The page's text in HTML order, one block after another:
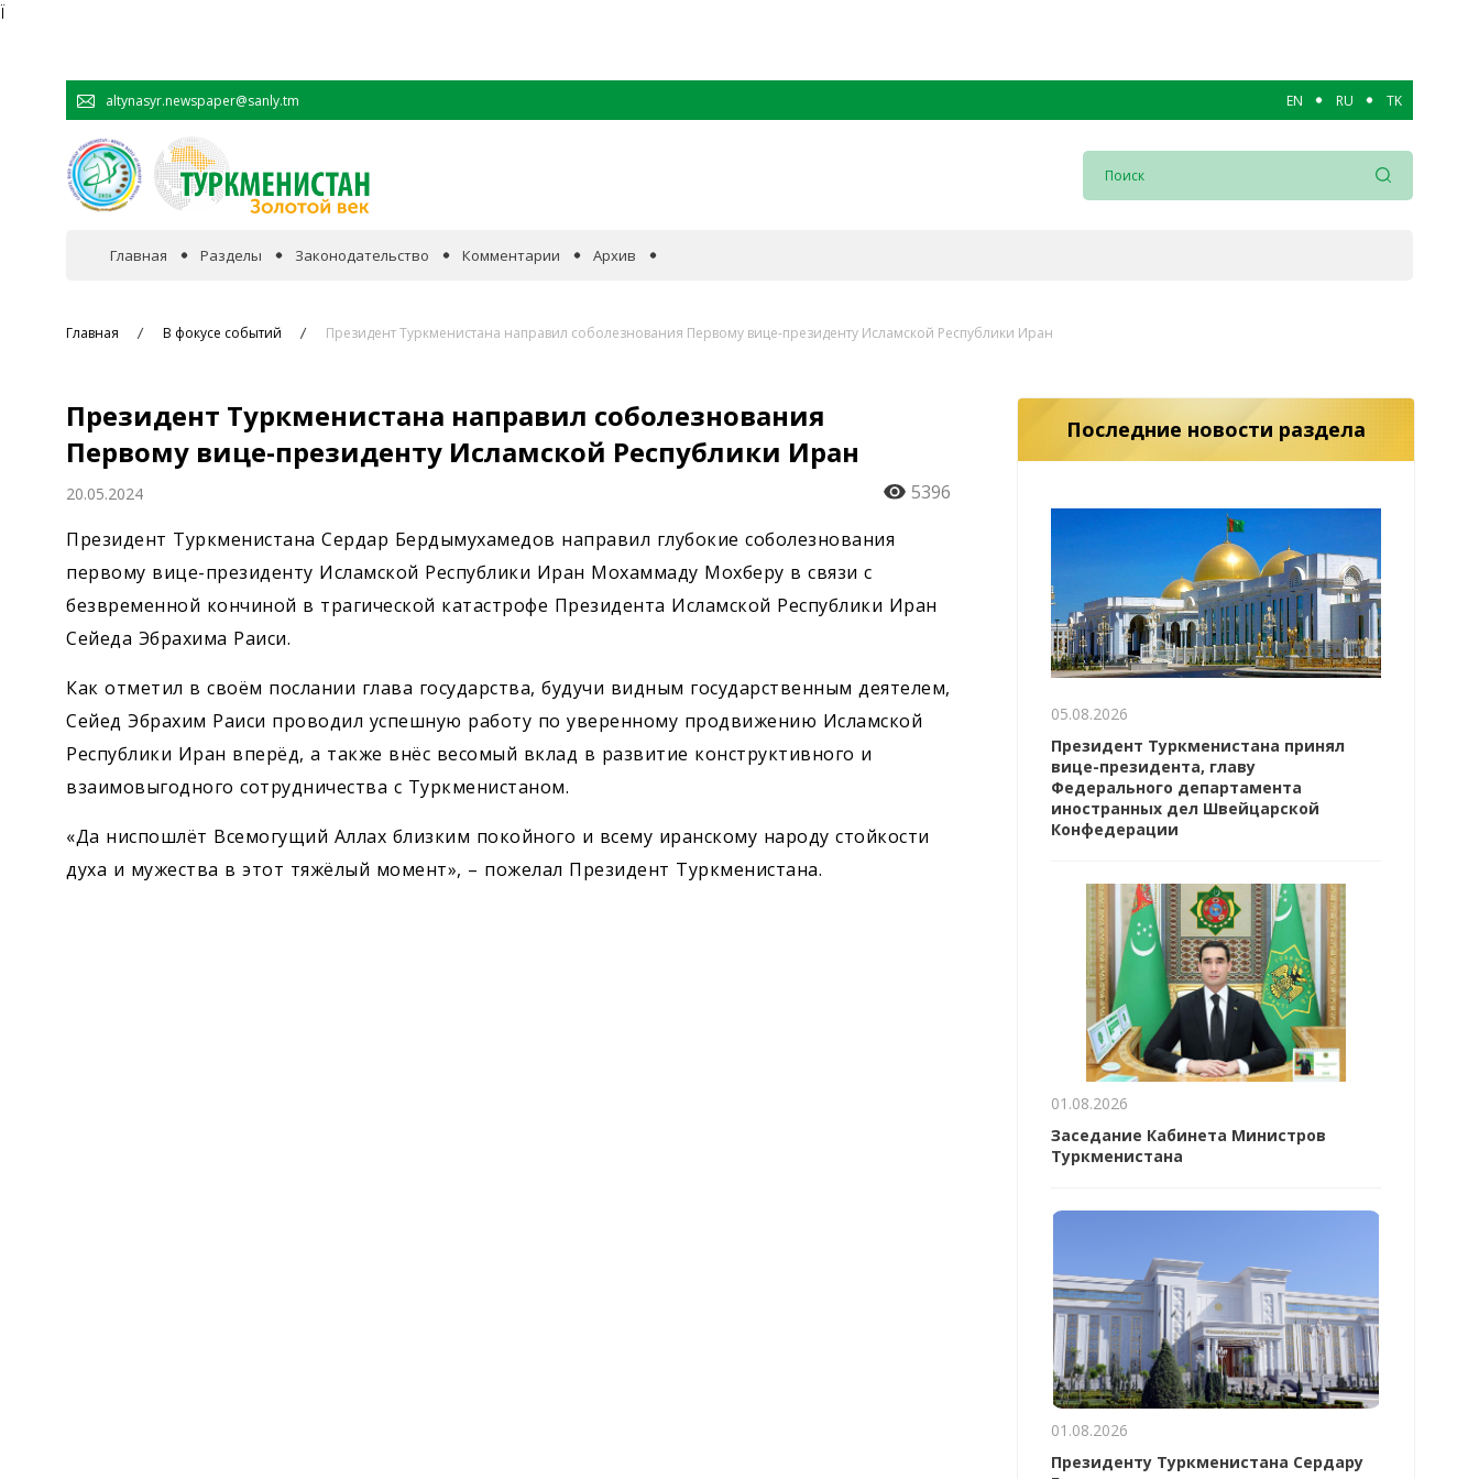
Ï
altynasyr.newspaper@sanly.tm EN RU TK
Главная Разделы
Сотрудничество
Наука
Спорт
Законодательство Комментарии Архив
Главная В фокусе событий Президент Туркменистана направил соболезнования Первому вице-президенту Исламской Республики Иран
Президент Туркменистана направил соболезнования
Первому вице-президенту Исламской Республики Иран
20.05.2024
5396
Президент Туркменистана Сердар Бердымухамедов направил глубокие соболезнования
первому вице-президенту Исламской Республики Иран Мохаммаду Мохберу в связи с
безвременной кончиной в трагической катастрофе Президента Исламской Республики Иран
Сейеда Эбрахима Раиси.
Как отметил в своём послании глава государства, будучи видным государственным деятелем,
Сейед Эбрахим Раиси проводил успешную работу по уверенному продвижению Исламской
Республики Иран вперёд, а также внёс весомый вклад в развитие конструктивного и
взаимовыгодного сотрудничества с Туркменистаном.
«Да ниспошлёт Всемогущий Аллах близким покойного и всему иранскому народу стойкости
духа и мужества в этот тяжёлый момент», – пожелал Президент Туркменистана.
Последние новости раздела
05.08.2026
Президент Туркменистана принял
вице-президента, главу
Федерального департамента
иностранных дел Швейцарской
Конфедерации
01.08.2026
Заседание Кабинета Министров
Туркменистана
01.08.2026
Президенту Туркменистана Сердару